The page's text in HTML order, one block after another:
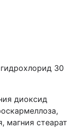
30
диоксид
магния стеарат